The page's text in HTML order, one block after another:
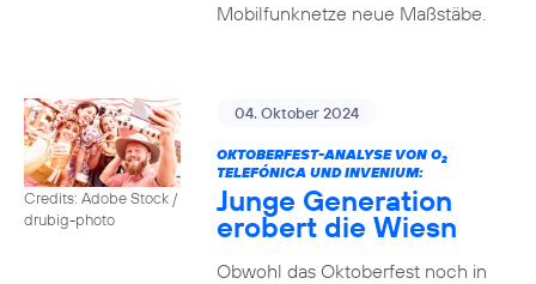
Mobilfunknetze neue Maßstäbe.
Credits: Adobe Stock /
drubig-photo
04. Oktober 2024
OKTOBERFEST-ANALYSE VON O2
TELEFÓNICA UND INVENIUM:
Junge Generation
erobert die Wiesn
Obwohl das Oktoberfest noch in